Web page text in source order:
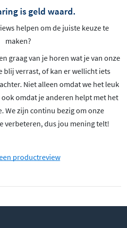
is geld waard.
helpen om de juiste keuze te
maken?
graag van je horen wat je van onze
blij verrast, of kan er wellicht iets
Niet alleen omdat we het leuk
omdat je anderen helpt met het
We zijn continu bezig om onze
verbeteren, dus jou mening telt!
productreview